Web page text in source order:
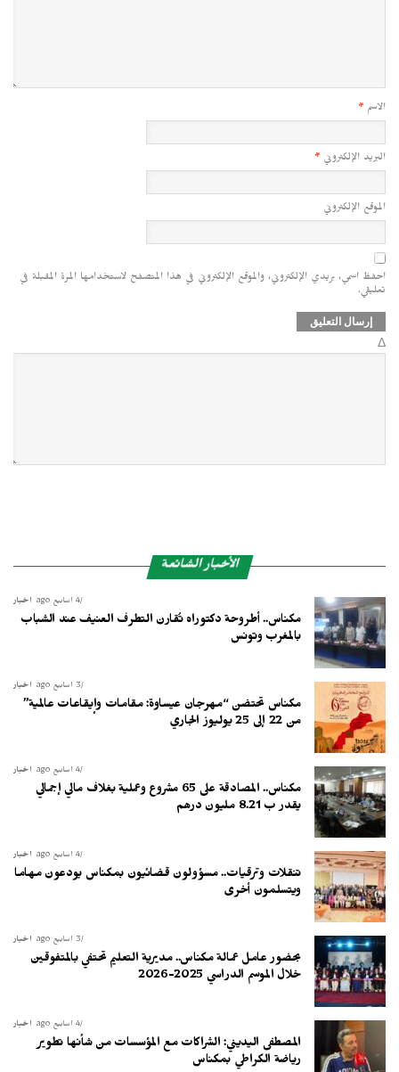
الاسم *
البريد الإلكتروني *
الموقع الإلكتروني
احفظ اسمي، بريدي الإلكتروني، والموقع الإلكتروني في هذا المتصفح لاستخدامها المرة المقبلة في
تعليقي.
Δ
الأخبار الشائعة
أخبار 4 أسابيع ago
مكناس.. أطروحة دكتوراه تُقارن التطرف العنيف عند الشباب
بالمغرب وتونس
أخبار 3 أسابيع ago
مكناس تحتضن “مهرجان عيساوة: مقامات وإيقاعات عالمية”
من 22 إلى 25 يوليوز الجاري
أخبار 4 أسابيع ago
مكناس.. المصادقة على 65 مشروع وعملية بغلاف مالي إجمالي
يقدر ب 8.21 مليون درهم
أخبار 4 أسابيع ago
تنقلات وترقيات.. مسؤولون قضائيون بمكناس يودعون مهاما
ويتسلمون أخرى
أخبار 3 أسابيع ago
بحضور عامل عمالة مكناس.. مديرية التعليم تحتفي بالمتفوقين
خلال الموسم الدراسي 2025-2026
أخبار 4 أسابيع ago
المصطفى اليديني: الشراكات مع المؤسسات من شأنها تطوير
رياضة الكراطي بمكناس